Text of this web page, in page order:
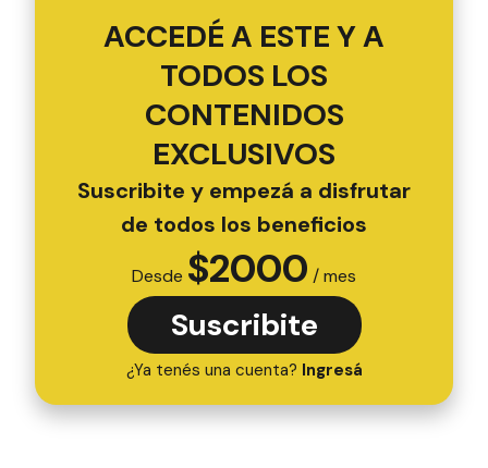
ACCEDÉ A ESTE Y A
TODOS LOS
CONTENIDOS
EXCLUSIVOS
Suscribite y empezá a disfrutar
de todos los beneficios
Desde $2000 / mes
Suscribite
¿Ya tenés una cuenta? Ingresá